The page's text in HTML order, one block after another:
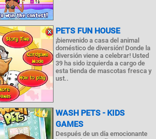
PETS FUN HOUSE
¡bienvenido a casa del animal
doméstico de diversión! Donde la
diversión viene a celebrar! Usted
39 ha sido izquierda a cargo de
esta tienda de mascotas fresca y
ust..
WASH PETS - KIDS
GAMES
Después de un día emocionante